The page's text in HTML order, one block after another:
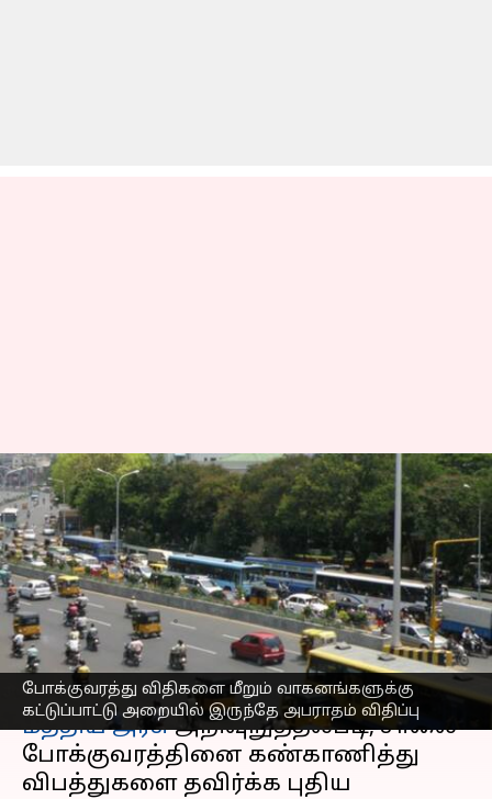
போக்குவரத்து விதிகளை மீறும் வாகனங்களுக்கு
கட்டுப்பாட்டு அறையில் இருந்தே அபராதம் விதிப்பு
போக்குவரத்து விதிகளை
மீறும் வாகனங்களுக்கு
கட்டுப்பாட்டு அறையில்
இருந்தப்படியே அபராதம்
எழுதியவர் Nivetha P May 16, 2023 01:18 pm
செய்தி முன்னோட்டம்
மத்திய அரசுஅறிவுறுத்தல்படி, சாலை
போக்குவரத்தினை கண்காணித்து
விபத்துகளை தவிர்க்க புதிய